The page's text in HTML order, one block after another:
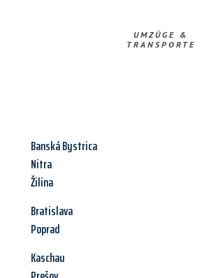
UMZÜGE &
TRANSPORTE
Banská Bystrica
Nitra
Žilina
Bratislava
Poprad
Kaschau